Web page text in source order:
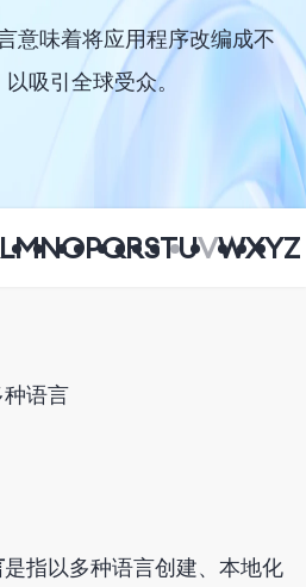
意味着将应用程序改编成不
吸引全球受众。
LMNOPQRSTUVWXYZ
种语言
是指以多种语言创建、本地化